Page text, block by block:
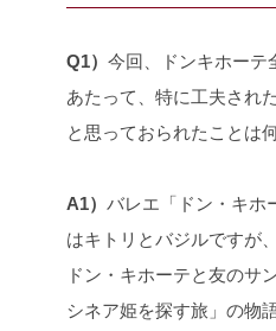
Q1） 今回、ドンキホーテ
あたって、特に工夫され
と思っておられたことは
A1） バレエ「ドン・キホ
はキトリとバジルですが
ドン・キホーテと友のサ
シネア姫を探す旅」の物